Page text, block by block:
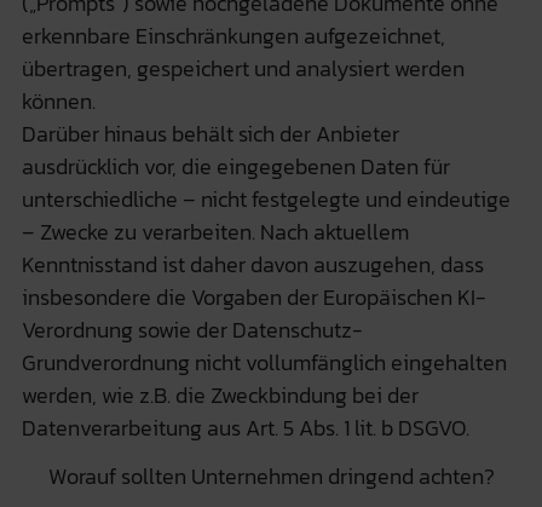
erkennbare Einschränkungen aufgezeichnet,
übertragen, gespeichert und analysiert werden
können.
Darüber hinaus behält sich der Anbieter
ausdrücklich vor, die eingegebenen Daten für
unterschiedliche – nicht festgelegte und eindeutige
– Zwecke zu verarbeiten. Nach aktuellem
Kenntnisstand ist daher davon auszugehen, dass
insbesondere die Vorgaben der Europäischen KI-
Verordnung sowie der Datenschutz-
Grundverordnung nicht vollumfänglich eingehalten
werden, wie z.B. die Zweckbindung bei der
Datenverarbeitung aus Art. 5 Abs. 1 lit. b DSGVO.
Worauf sollten Unternehmen dringend achten?